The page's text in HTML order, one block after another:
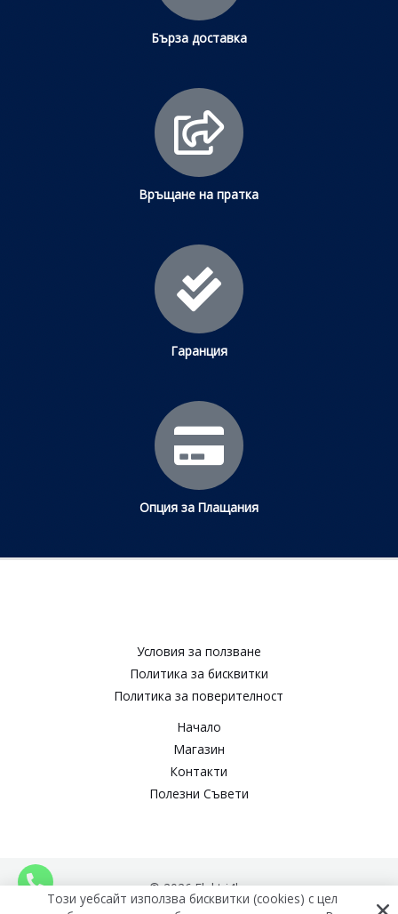
Бърза доставка
Връщане на пратка
Гаранция
Опция за Плащания
Условия за ползване​
Политика за бисквитки​
Политика за поверителност​
Начало
Магазин
Контакти
Полезни Съвети
© 2026 Elektri4ko
Този уебсайт използва бисквитки (cookies) с цел